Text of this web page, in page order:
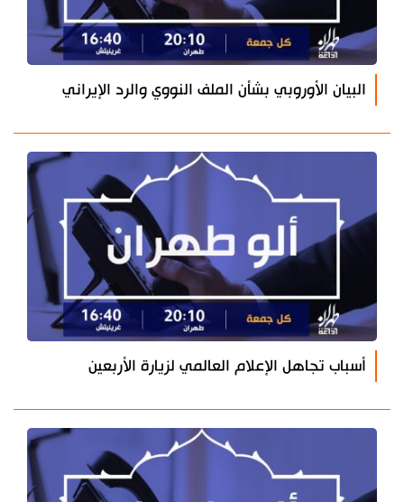
البيان الأوروبي بشأن الملف النووي والرد الإيراني
أسباب تجاهل الإعلام العالمي لزيارة الأربعين